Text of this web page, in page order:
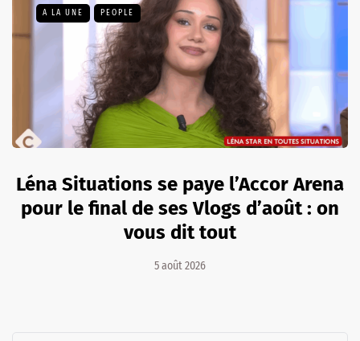
A LA UNE PEOPLE
Léna Situations se paye l’Accor Arena
pour le final de ses Vlogs d’août : on
vous dit tout
5 août 2026